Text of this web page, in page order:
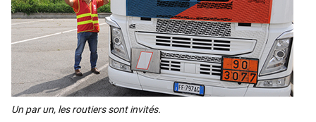
Un par un, les rou­tiers sont invi­tés.